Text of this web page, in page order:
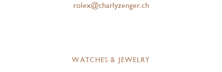
rolex@charlyzenger.ch
WATCHES & JEWELRY